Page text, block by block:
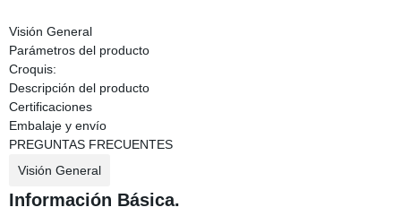
Visión General
Parámetros del producto
Croquis:
Descripción del producto
Certificaciones
Embalaje y envío
PREGUNTAS FRECUENTES
Visión General
Información Básica.